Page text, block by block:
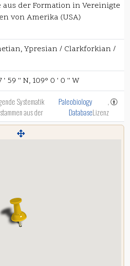
aus der Formation in Vereinigte
von Amerika (USA)
Ypresian / Clarkforkian /
' 59 '' N, 109° 0 ' 0 '' W
Systematik
stammen aus der
Paleobiology
Database
,
Lizenz